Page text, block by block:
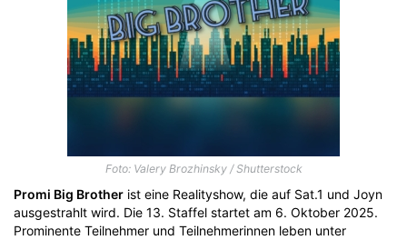
Foto: Valery Brozhinsky / Shutterstock
Promi Big Brother ist eine Realityshow, die auf Sat.1 und Joyn
ausgestrahlt wird. Die 13. Staffel startet am 6. Oktober 2025.
Prominente Teilnehmer und Teilnehmerinnen leben unter